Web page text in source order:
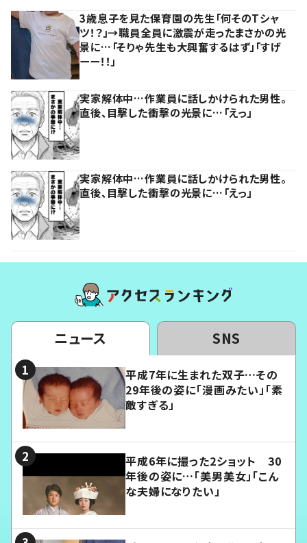
3歳息子を見た保育園の先生「何そのTシャ
ツ！？」→職員全員に激震が走ったまさかの光
景に…「そりゃ先生も大興奮するはず」「すげ
ーー！！」
実家解体中…作業員に話しかけられた男性。
直後、目撃した衝撃の光景に…「えっ」
実家解体中…作業員に話しかけられた男性。
直後、目撃した衝撃の光景に…「えっ」
ニュース SNS
平成7年に生まれた双子…その
29年後の姿に「漫画みたい」「素
敵すぎる」
平成6年に撮った2ショット 30
年後の姿に…「美男美女」「こん
な夫婦になりたい」